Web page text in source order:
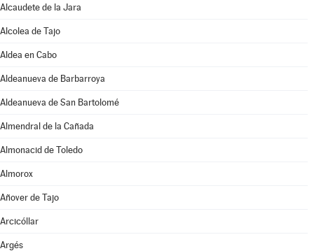
Alcaudete de la Jara
Alcolea de Tajo
Aldea en Cabo
Aldeanueva de Barbarroya
Aldeanueva de San Bartolomé
Almendral de la Cañada
Almonacid de Toledo
Almorox
Añover de Tajo
Arcicóllar
Argés